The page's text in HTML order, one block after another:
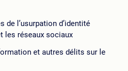
de l’usurpation d’identité
les réseaux sociaux
et autres délits sur le